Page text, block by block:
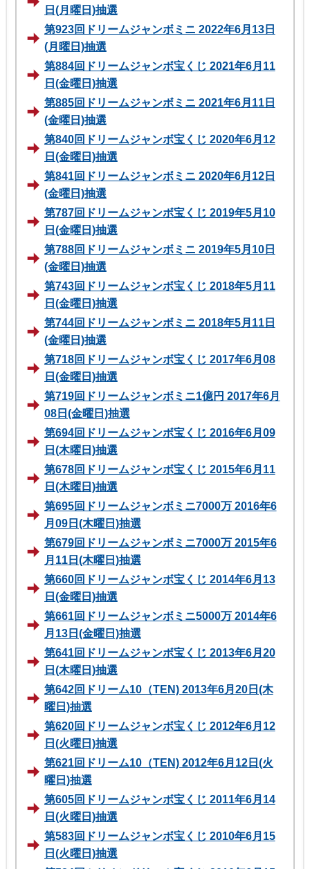
日(月曜日)抽選
第923回ドリームジャンボミニ 2022年6月13日
(月曜日)抽選
第884回ドリームジャンボ宝くじ 2021年6月11
日(金曜日)抽選
第885回ドリームジャンボミニ 2021年6月11日
(金曜日)抽選
第840回ドリームジャンボ宝くじ 2020年6月12
日(金曜日)抽選
第841回ドリームジャンボミニ 2020年6月12日
(金曜日)抽選
第787回ドリームジャンボ宝くじ 2019年5月10
日(金曜日)抽選
第788回ドリームジャンボミニ 2019年5月10日
(金曜日)抽選
第743回ドリームジャンボ宝くじ 2018年5月11
日(金曜日)抽選
第744回ドリームジャンボミニ 2018年5月11日
(金曜日)抽選
第718回ドリームジャンボ宝くじ 2017年6月08
日(金曜日)抽選
第719回ドリームジャンボミニ1億円 2017年6月
08日(金曜日)抽選
第694回ドリームジャンボ宝くじ 2016年6月09
日(木曜日)抽選
第678回ドリームジャンボ宝くじ 2015年6月11
日(木曜日)抽選
第695回ドリームジャンボミニ7000万 2016年6
月09日(木曜日)抽選
第679回ドリームジャンボミニ7000万 2015年6
月11日(木曜日)抽選
第660回ドリームジャンボ宝くじ 2014年6月13
日(金曜日)抽選
第661回ドリームジャンボミニ5000万 2014年6
月13日(金曜日)抽選
第641回ドリームジャンボ宝くじ 2013年6月20
日(木曜日)抽選
第642回ドリーム10（TEN) 2013年6月20日(木
曜日)抽選
第620回ドリームジャンボ宝くじ 2012年6月12
日(火曜日)抽選
第621回ドリーム10（TEN) 2012年6月12日(火
曜日)抽選
第605回ドリームジャンボ宝くじ 2011年6月14
日(火曜日)抽選
第583回ドリームジャンボ宝くじ 2010年6月15
日(火曜日)抽選